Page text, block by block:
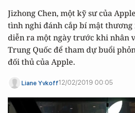
Jizhong Chen, một kỹ sư của
tình nghi đánh cắp bí mật thương
diễn ra một ngày trước khi nhân
Trung Quốc để tham dự buổi
đối thủ của Apple.
Liane Yvkoff12/02/2019 00:05